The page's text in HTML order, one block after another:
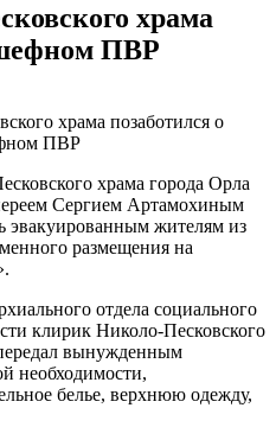
храма
ПВР
храма города Орла
Сергием Артамохиным
эвакуированным жителям из
размещения на
отдела социального
клирик Николо-Песковского
вынужденным
необходимости,
белье, верхнюю одежду,